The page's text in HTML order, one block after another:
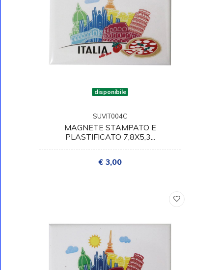
disponibile
SUVIT004C
MAGNETE STAMPATO E
PLASTIFICATO 7,8X5,3...
€ 3,00